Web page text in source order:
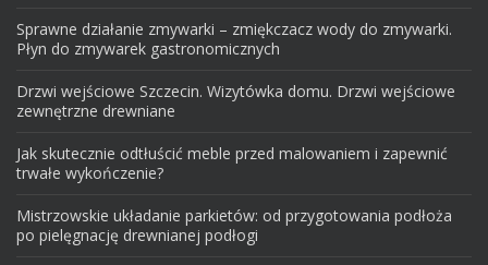
Sprawne działanie zmywarki – zmiękczacz wody do zmywarki.
Płyn do zmywarek gastronomicznych
Drzwi wejściowe Szczecin. Wizytówka domu. Drzwi wejściowe
zewnętrzne drewniane
Jak skutecznie odtłuścić meble przed malowaniem i zapewnić
trwałe wykończenie?
Mistrzowskie układanie parkietów: od przygotowania podłoża
po pielęgnację drewnianej podłogi